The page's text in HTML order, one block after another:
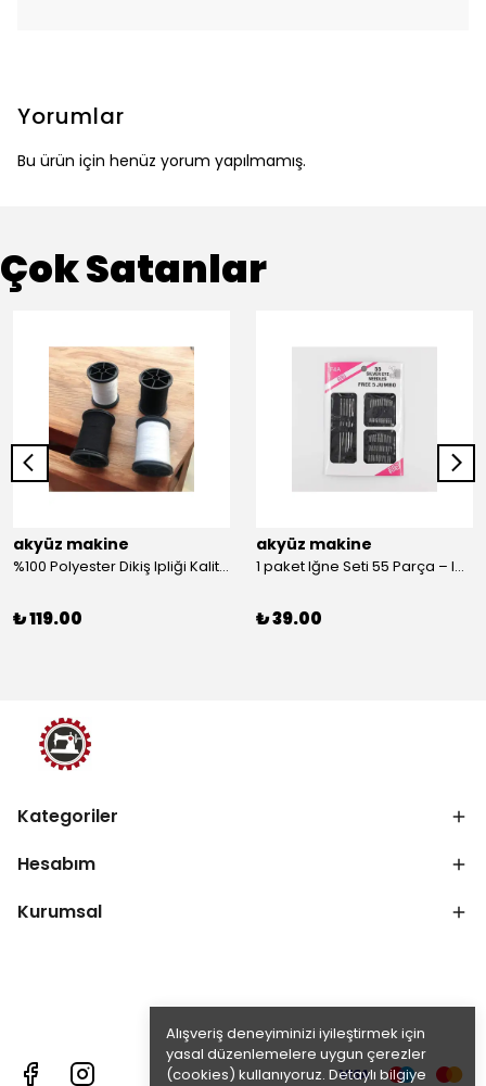
Alışveriş deneyiminizi iyileştirmek için
yasal düzenlemelere uygun çerezler
(cookies) kullanıyoruz. Detaylı bilgiye
Yorumlar
Bu ürün için henüz yorum yapılmamış.
Çok Satanlar
akyüz makine
%100 Polyester Dikiş Ipliği Kaliteli 2 Adet Farklı Makara Ip Dikiş İpi Siyah&Beyaz 2'Li Set
₺ 119.00
akyüz makine
1 paket Iğne Seti 55 Parça – Iğne
₺ 39.00
Kategoriler
Hesabım
Kurumsal